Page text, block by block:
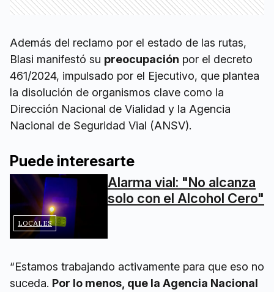
Además del reclamo por el estado de las rutas,
Blasi manifestó su preocupación por el decreto
461/2024, impulsado por el Ejecutivo, que plantea
la disolución de organismos clave como la
Dirección Nacional de Vialidad y la Agencia
Nacional de Seguridad Vial (ANSV).
Puede interesarte
LOCALES
Alarma vial: "No alcanza
solo con el Alcohol Cero"
“Estamos trabajando activamente para que eso no
suceda. Por lo menos, que la Agencia Nacional